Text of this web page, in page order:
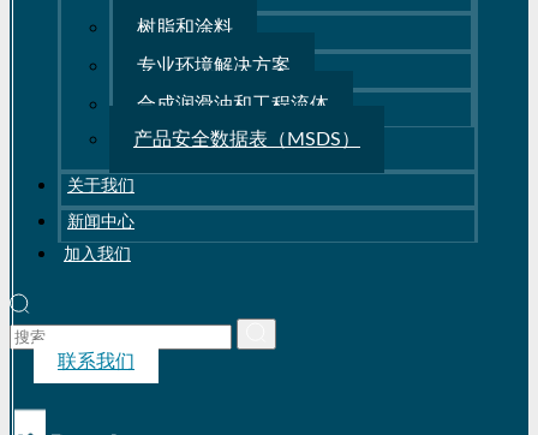
树脂和涂料
专业环境解决方案
合成润滑油和工程流体
产品安全数据表（MSDS）
关于我们
新闻中心
加入我们
联系我们